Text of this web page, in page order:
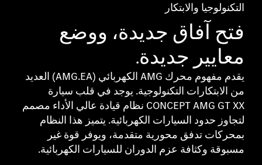
التكنولوجيا والابتكار
فتح آفاق جديدة، ووضع
معايير جديدة.
يقدم مفهوم محرك AMG الكهربائي (AMG.EA) العديد
من الابتكارات التكنولوجية. يوجد في قلب سيارة
CONCEPT AMG GT XX نظام قيادة عالي الأداء مصمم
لتجاوز حدود السيارات الكهربائية. يتميز هذا النظام
بمحركات تدفق محورية متقدمة، ويوفر قوة غير
مسبوقة وكثافة عزم الدوران للسيارات الكهربائية.